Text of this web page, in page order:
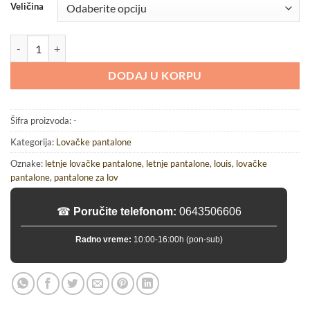
Veličina
DODAJ U KORPU
Šifra proizvoda:-
Kategorija: Lovačke pantalone
Oznake: letnje lovačke pantalone, letnje pantalone, louis, lovačke
pantalone, pantalone za lov
☎ Poručite telefonom: 0643506606
Radno vreme: 10:00-16:00h (pon-sub)